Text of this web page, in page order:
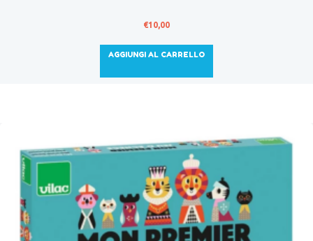
€10,00
AGGIUNGI AL CARRELLO